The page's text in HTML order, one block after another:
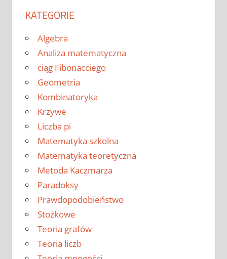
wpisach
KATEGORIE
Algebra
Analiza matematyczna
ciąg Fibonacciego
Geometria
Kombinatoryka
Krzywe
Liczba pi
Matematyka szkolna
Matematyka teoretyczna
Metoda Kaczmarza
Paradoksy
Prawdopodobieństwo
Stożkowe
Teoria grafów
Teoria liczb